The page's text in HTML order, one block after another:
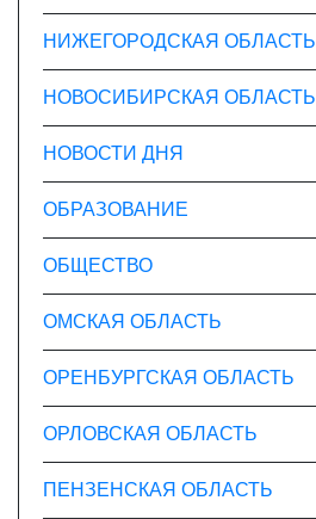
НИЖЕГОРОДСКАЯ ОБЛАСТЬ
НОВОСИБИРСКАЯ ОБЛАСТЬ
НОВОСТИ ДНЯ
ОБРАЗОВАНИЕ
ОБЩЕСТВО
ОМСКАЯ ОБЛАСТЬ
ОРЕНБУРГСКАЯ ОБЛАСТЬ
ОРЛОВСКАЯ ОБЛАСТЬ
ПЕНЗЕНСКАЯ ОБЛАСТЬ